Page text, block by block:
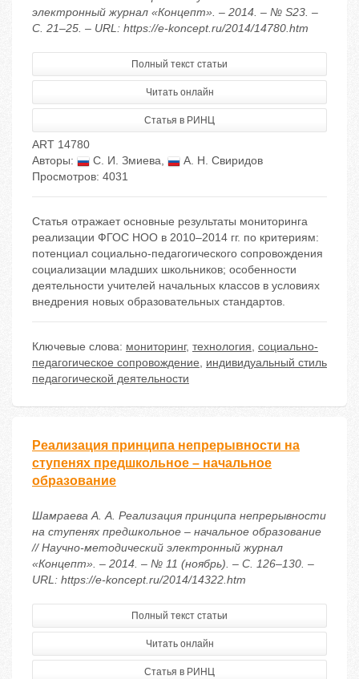
электронный журнал «Концепт». – 2014. – № S23. –
С. 21–25. – URL: https://e-koncept.ru/2014/14780.htm
Полный текст статьи
Читать онлайн
Статья в РИНЦ
ART 14780
Авторы:
С. И. Змиева,
А. Н. Свиридов
Просмотров: 4031
Cтатья отражает основные результаты мониторинга
реализации ФГОС НОО в 2010–2014 гг. по критериям:
потенциал социально-педагогического сопровождения
социализации младших школьников; особенности
деятельности учителей начальных классов в условиях
внедрения новых образовательных стандартов.
Ключевые слова: мониторинг, технология, социально-
педагогическое сопровождение, индивидуальный стиль
педагогической деятельности
Реализация принципа непрерывности на
ступенях предшкольное – начальное
образование
Шамраева А. А. Реализация принципа непрерывности
на ступенях предшкольное – начальное образование
// Научно-методический электронный журнал
«Концепт». – 2014. – № 11 (ноябрь). – С. 126–130. –
URL: https://e-koncept.ru/2014/14322.htm
Полный текст статьи
Читать онлайн
Статья в РИНЦ